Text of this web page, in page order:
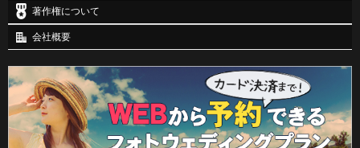
著作権について
会社概要